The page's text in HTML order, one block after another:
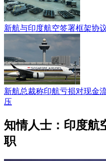
新航与印度航空签署框架协
新航总裁称印航亏损对现金
压
知情人士：印度航
职